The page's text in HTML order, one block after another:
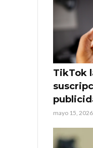
TikTok
mayo 15, 2026